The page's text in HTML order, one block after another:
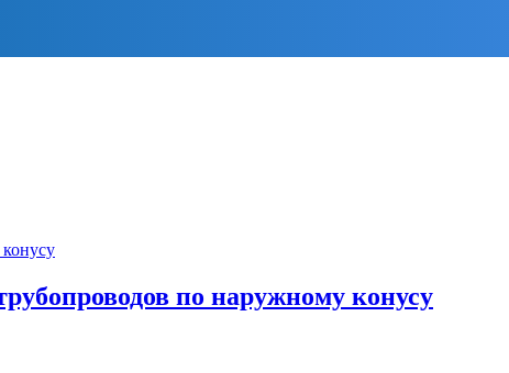
по наружному конусу